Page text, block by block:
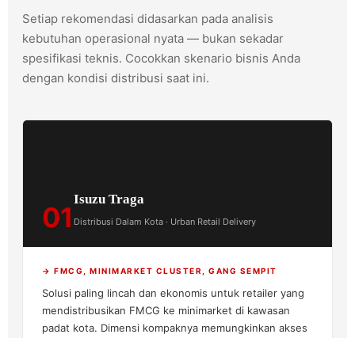
Setiap rekomendasi didasarkan pada analisis
kebutuhan operasional nyata — bukan sekadar
spesifikasi teknis. Cocokkan skenario bisnis Anda
dengan kondisi distribusi saat ini.
01
Isuzu Traga
Distribusi Dalam Kota · Urban Retail Delivery
→ FMCG, MINIMARKET CLUSTER, GANG SEMPIT
Solusi paling lincah dan ekonomis untuk retailer yang
mendistribusikan FMCG ke minimarket di kawasan
padat kota. Dimensi kompaknya memungkinkan akses